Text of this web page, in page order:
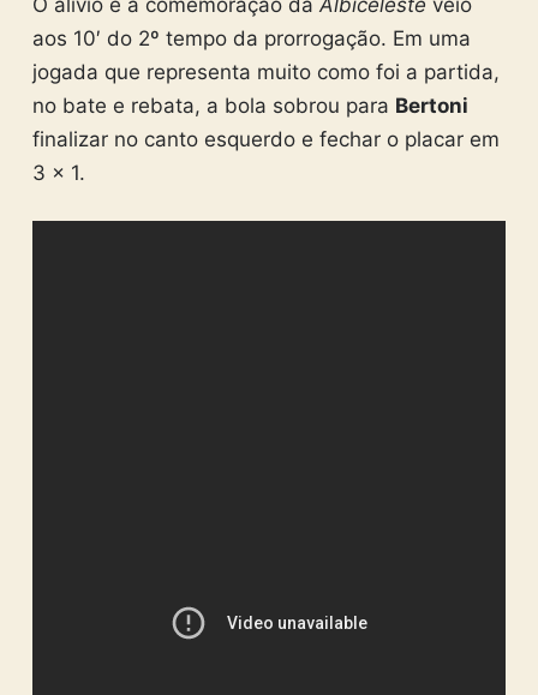
O alívio e a comemoração da Albiceleste veio
aos 10′ do 2º tempo da prorrogação. Em uma
jogada que representa muito como foi a partida,
no bate e rebata, a bola sobrou para Bertoni
finalizar no canto esquerdo e fechar o placar em
3 x 1.